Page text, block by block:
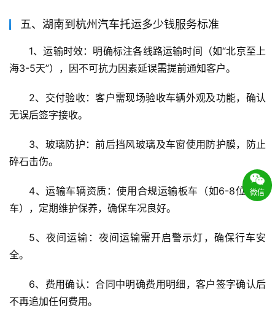
五、湖南到杭州汽车托运多少钱服务标准
1、运输时效：明确标注各线路运输时间（如“北京至上
海3-5天”），因不可抗力因素延误需提前通知客户。
2、交付验收：客户需现场验收车辆外观及功能，确认
无误后签字接收。
3、玻璃防护：前后挡风玻璃及车窗使用防护膜，防止
碎石击伤。
4、运输车辆资质：使用合规运输板车（如6-8位轿运
车），定期维护保养，确保车况良好。
5、夜间运输：夜间运输需开启警示灯，确保行车安
全。
6、费用确认：合同中明确费用明细，客户签字确认后
不再追加任何费用。
微信